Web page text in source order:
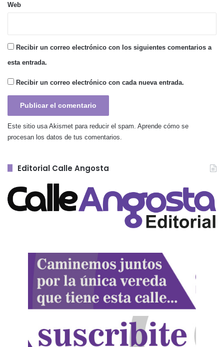
Web
Recibir un correo electrónico con los siguientes comentarios a
esta entrada.
Recibir un correo electrónico con cada nueva entrada.
Este sitio usa Akismet para reducir el spam. Aprende cómo se
procesan los datos de tus comentarios.
Editorial Calle Angosta